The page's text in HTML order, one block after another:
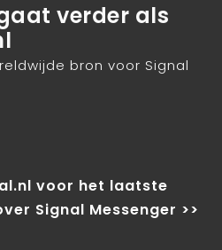
verder als
bron voor Signal
voor het laatste
Signal Messenger >>